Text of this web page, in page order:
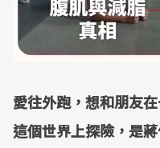
愛往外跑，想和朋友
這個世界上探險，是